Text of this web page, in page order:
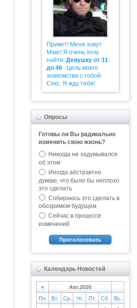
Привет! Меня зовут
Макс! Я очень хочу
найти: Девушку от 31
до 46 . Цель моего
знакомства с тобой:
Секс. Я жду тебя!
Опросы
Готовы ли Вы радикально
изменить свою жизнь?
Никогда не задумывался
об этом
Иногда абстрактно
думаю, что было бы неплохо
это сделать
Собираюсь это сделать в
обозримом будущем
Сейчас в процессе
изменений
Проголосовать
Календарь Новостей
«
Авг.2026
Пн.
Вт. Ср. Чт. Пт. Сб.
Вс.